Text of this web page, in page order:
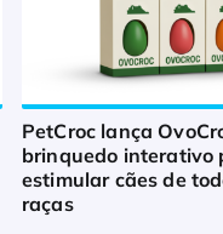
PetCroc lança
brinquedo interativo
estimular cães de
raças